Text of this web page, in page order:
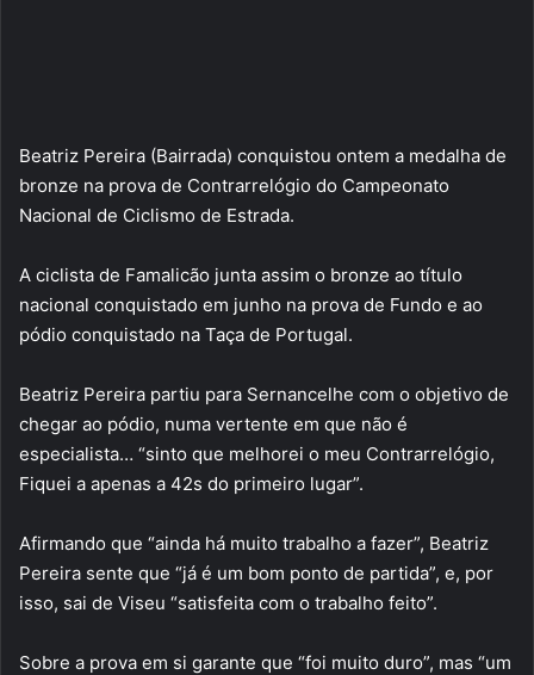
Beatriz Pereira (Bairrada) conquistou ontem a medalha de
bronze na prova de Contrarrelógio do Campeonato
Nacional de Ciclismo de Estrada.
A ciclista de Famalicão junta assim o bronze ao título
nacional conquistado em junho na prova de Fundo e ao
pódio conquistado na Taça de Portugal.
Beatriz Pereira partiu para Sernancelhe com o objetivo de
chegar ao pódio, numa vertente em que não é
especialista… “sinto que melhorei o meu Contrarrelógio,
Fiquei a apenas a 42s do primeiro lugar”.
Afirmando que “ainda há muito trabalho a fazer”, Beatriz
Pereira sente que “já é um bom ponto de partida”, e, por
isso, sai de Viseu “satisfeita com o trabalho feito”.
Sobre a prova em si garante que “foi muito duro”, mas “um